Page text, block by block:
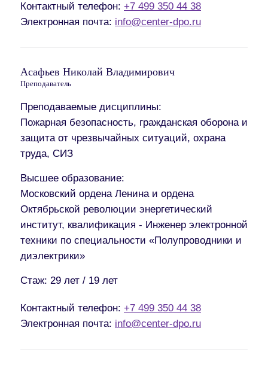
Контактный телефон: +7 499 350 44 38
Электронная почта: info@center-dpo.ru
Асафьев Николай Владимирович
Преподаватель
Преподаваемые дисциплины:
Пожарная безопасность, гражданская оборона и
защита от чрезвычайных ситуаций, охрана
труда, СИЗ
Высшее образование:
Московский ордена Ленина и ордена
Октябрьской революции энергетический
институт, квалификация - Инженер электронной
техники по специальности «Полупроводники и
диэлектрики»
Стаж: 29 лет / 19 лет
Контактный телефон: +7 499 350 44 38
Электронная почта: info@center-dpo.ru